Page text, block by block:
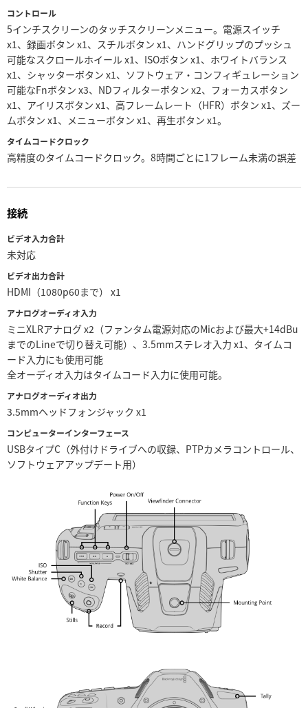
コントロール
5インチスクリーンのタッチスクリーンメニュー。電源スイッチ
x1、録画ボタン x1、スチルボタン x1、ハンドグリップのプッシュ
可能なスクロールホイール x1、ISOボタン x1、ホワイトバランス
x1、シャッターボタン x1、ソフトウェア・コンフィギュレーション
可能なFnボタン x3、NDフィルターボタン x2、フォーカスボタン
x1、アイリスボタン x1、高フレームレート（HFR）ボタン x1、ズー
ムボタン x1、メニューボタン x1、再生ボタン x1。
タイムコードクロック
高精度のタイムコードクロック。8時間ごとに1フレーム未満の誤差
接続
ビデオ入力合計
未対応
ビデオ出力合計
HDMI（1080p60まで） x1
アナログオーディオ入力
ミニXLRアナログ x2（ファンタム電源対応のMicおよび最大+14dBu
までのLineで切り替え可能）、3.5mmステレオ入力 x1、タイムコ
ード入力にも使用可能
全オーディオ入力はタイムコード入力に使用可能。
アナログオーディオ出力
3.5mmヘッドフォンジャック x1
コンピューターインターフェース
USBタイプC（外付けドライブへの収録、PTPカメラコントロール、
ソフトウェアアップデート用）